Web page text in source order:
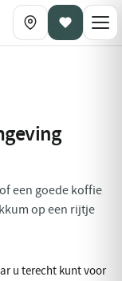
een goede koffie
op een rijtje
u terecht kunt voor